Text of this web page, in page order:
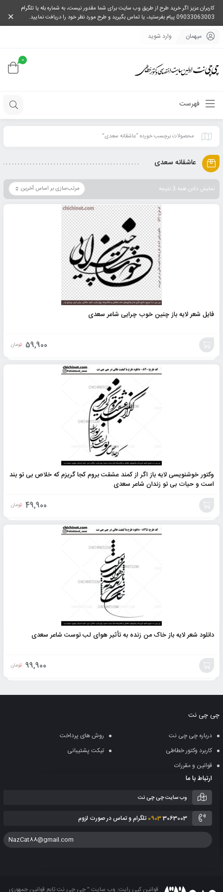
کاربران عزیز اگر خرید طرح از طریق وب سایت برای شما مقدور نیست، به شماره بله یا تلگرام
09033063003 پیام بفرستید، یا تماس بگیرید و طرح مورد نظر خود را دریافت نمایید.
میهمان وارد شوید
0
فهرست
محصولات برچسب خورده “عاشقانه سعدی”
عاشقانه سعدی
نمایش دادن همه 3 نتیجه
فایل شعر لایه باز چنین خوب چرایی شاعر سعدی
59,900 تومان
وکتور خوشنویسی لایه باز اگر از کمند عشقت بروم کجا گریزم که خلاص بی تو بند
است و حیات بی تو زندان شاعر سعدی
49,900 تومان
دانلود شعر لایه باز خاک من زنده به تأثیر هوای لب توست شاعر سعدی
99,900 تومان
سبد
چی چی نت
درباره چی چی نت
روش های پرداخت
کاربرد وکتور خطاطی
تیکت پشتیبانی
قوانین و مقررات
ارتباط با ما
وب سایت چی چی نت
09033063003 تلگرام و تماس در صورت لزوم
NazCat88@gmail.com
قوانین کپی رایت: وب سایت ” چی چی نت تابع قوانین جمهوری